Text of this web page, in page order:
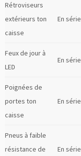
Rétroviseurs
extérieurs ton
caisse
En série
Feux de jour à
LED
En série
Poignées de
portes ton
caisse
En série
Pneus à faible
résistance de
En série